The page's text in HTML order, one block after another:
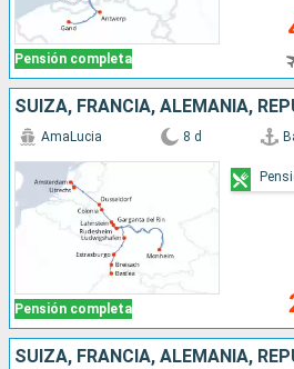
Pensión completa
Pensión completa
AmaLucia 8 d